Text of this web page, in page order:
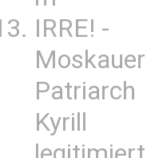
IRRE! -
Moskauer
Patriarch
Kyrill